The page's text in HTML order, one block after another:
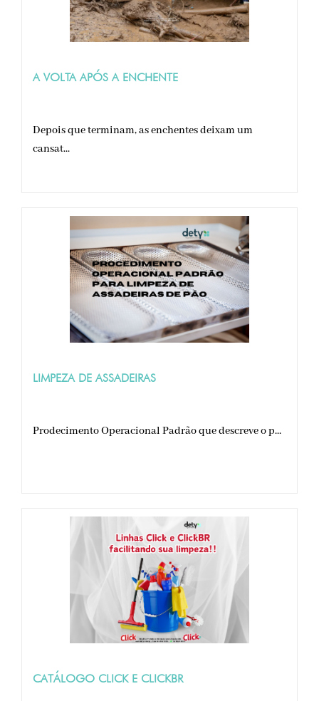
A VOLTA APÓS A ENCHENTE
Depois que terminam, as enchentes deixam um
cansat...
LIMPEZA DE ASSADEIRAS
Prodecimento Operacional Padrão que descreve o p...
CATÁLOGO CLICK E CLICKBR